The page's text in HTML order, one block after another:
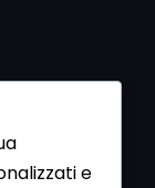
e